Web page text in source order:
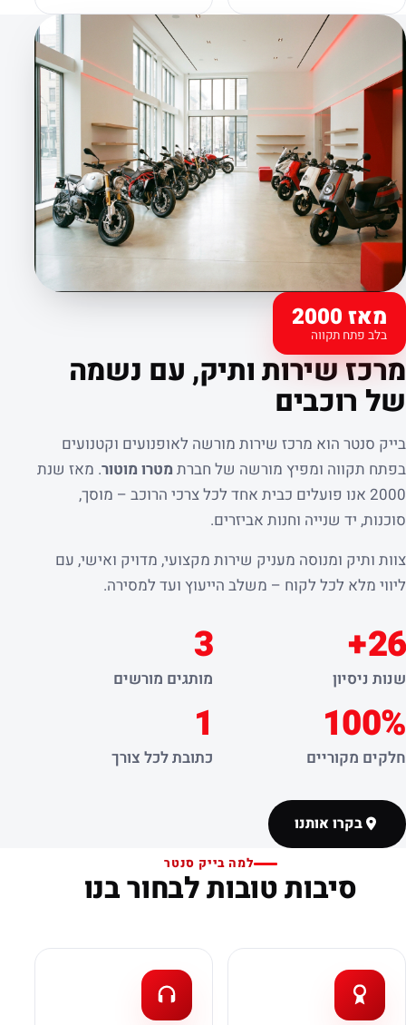
מאז 2000
בלב פתח תקווה
קצת עלינו
מרכז שירות ותיק, עם נשמה
של רוכבים
בייק סנטר הוא מרכז שירות מורשה לאופנועים וקטנועים
בפתח תקווה ומפיץ מורשה של חברת מטרו מוטור. מאז שנת
2000 אנו פועלים כבית אחד לכל צרכי הרוכב – מוסך,
סוכנות, יד שנייה וחנות אביזרים.
צוות ותיק ומנוסה מעניק שירות מקצועי, מדויק ואישי, עם
ליווי מלא לכל לקוח – משלב הייעוץ ועד למסירה.
26+
שנות ניסיון
3
מותגים מורשים
100%
חלקים מקוריים
1
כתובת לכל צורך
בקרו אותנו
למה בייק סנטר
סיבות טובות לבחור בנו